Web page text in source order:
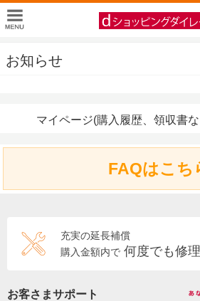
お知らせ
マイページ(購入履歴、領収書
FAQはこち
充実の延長補償
購入金額内で 何度でも修
お客さまサポート